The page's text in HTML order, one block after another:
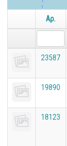
Αρ.
23587
19890
18123